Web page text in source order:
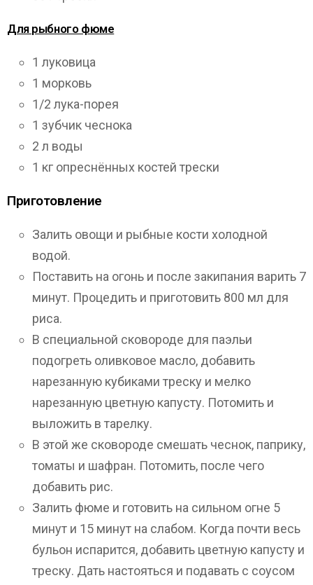
Для рыбного фюме
1 луковица
1 морковь
1/2 лука-порея
1 зубчик чеснока
2 л воды
1 кг опреснённых костей трески
Приготовление
Залить овощи и рыбные кости холодной
водой.
Поставить на огонь и после закипания варить 7
минут. Процедить и приготовить 800 мл для
риса.
В специальной сковороде для паэльи
подогреть оливковое масло, добавить
нарезанную кубиками треску и мелко
нарезанную цветную капусту. Потомить и
выложить в тарелку.
В этой же сковороде смешать чеснок, паприку,
томаты и шафран. Потомить, после чего
добавить рис.
Залить фюме и готовить на сильном огне 5
минут и 15 минут на слабом. Когда почти весь
бульон испарится, добавить цветную капусту и
треску. Дать настояться и подавать с соусом